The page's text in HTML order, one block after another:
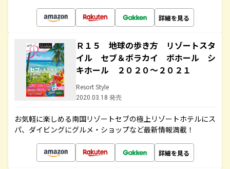
詳細を見る
Ｒ１５ 地球の歩き方 リゾートスタ
イル セブ＆ボラカイ ボホール シ
キホール ２０２０～２０２１
Resort Style
2020.03.18 発売
お気軽に楽しめる南国リゾートセブの極上リゾートホテルにス
パ、ダイビングにグルメ・ショップなど最新情報満載！
詳細を見る